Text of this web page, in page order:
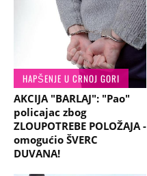
HAPŠENJE U CRNOJ GORI
AKCIJA "BARLAJ": "Pao"
policajac zbog
ZLOUPOTREBE POLOŽAJA -
omogućio ŠVERC
DUVANA!